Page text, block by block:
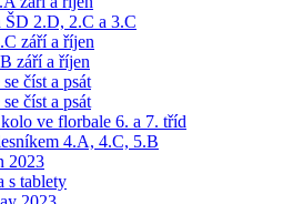
ŠD 2.D, 2.C a 3.C
září a říjen
září a říjen
číst a psát
číst a psát
ve florbale 6. a 7. tříd
4.A, 4.C, 5.B
2023
s tablety